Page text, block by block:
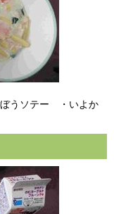
うソテー ・いよか